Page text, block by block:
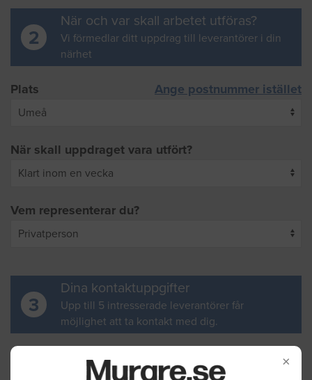
×
2
När och var skall arbetet utföras?
Vi förmedlar ditt uppdrag till leverantörer i din
närhet
Plats Ange postnummer istället
När skall uppdraget vara utfört?
Vem representerar du?
3
Dina kontaktuppgifter
Upp till 5 intresserade leverantörer får
möjlighet att ta kontakt med dig.
Ditt för- och efternamn